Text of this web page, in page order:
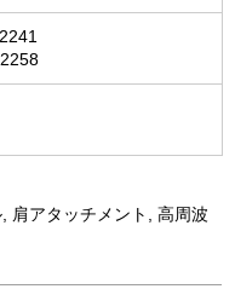
肩アタッチメント, 高周波